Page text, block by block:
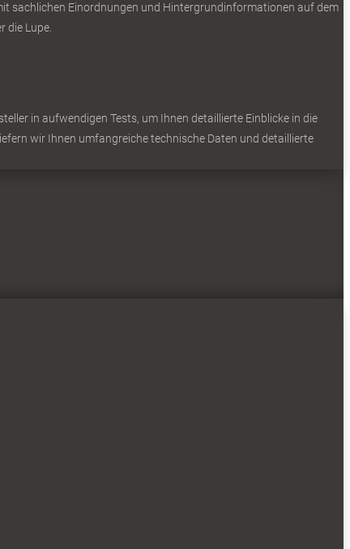
sachlichen Einordnungen und Hintergrundinformationen auf dem
die Lupe.
in aufwendigen Tests, um Ihnen detaillierte Einblicke in die
wir Ihnen umfangreiche technische Daten und detaillierte